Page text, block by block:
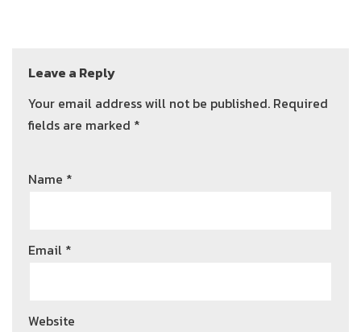
Leave a Reply
Your email address will not be published. Required
fields are marked *
Name *
Email *
Website